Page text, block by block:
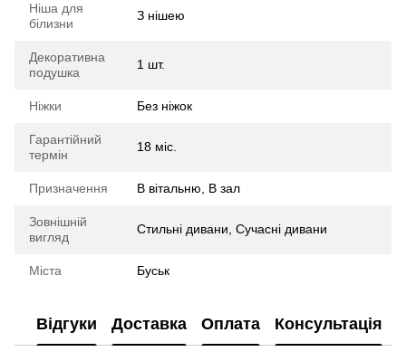
Ніша для
білизни
З нішею
Декоративна
подушка
1 шт.
Ніжки Без ніжок
Гарантійний
термін
18 міс.
Призначення В вітальню, В зал
Зовнішній
вигляд
Стильні дивани, Сучасні дивани
Міста Буськ
Відгуки Доставка Оплата Консультація